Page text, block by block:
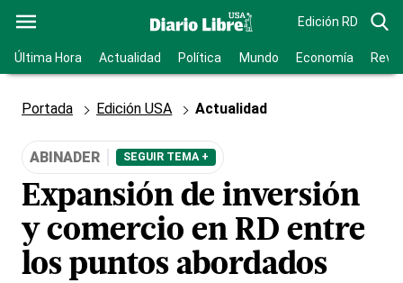
Edición RD
Última Hora Actualidad Política Mundo Economía
Portada Edición USA Actualidad
ABINADER SEGUIR TEMA +
Expansión de inversión
y comercio en RD entre
los puntos abordados